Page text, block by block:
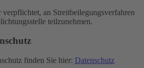
an Streitbeilegungsverfahren
teilzunehmen.
finden Sie hier: Datenschutz